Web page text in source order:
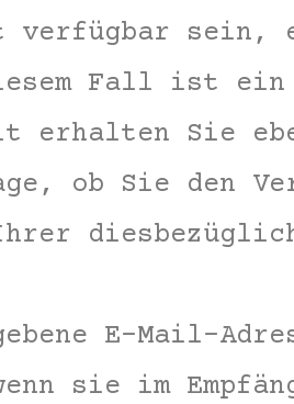
verfügbar sein,
Fall ist
erhalten Sie
ob Sie den
E-Mail-
sie im